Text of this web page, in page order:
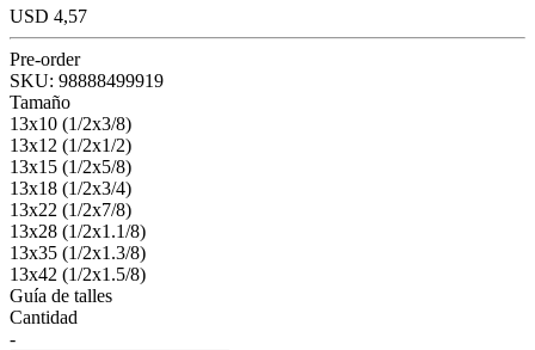
USD 4,57
Pre-order
SKU: 98888499919
Tamaño
13x10 (1/2x3/8)
13x12 (1/2x1/2)
13x15 (1/2x5/8)
13x18 (1/2x3/4)
13x22 (1/2x7/8)
13x28 (1/2x1.1/8)
13x35 (1/2x1.3/8)
13x42 (1/2x1.5/8)
Guía de talles
Cantidad
-